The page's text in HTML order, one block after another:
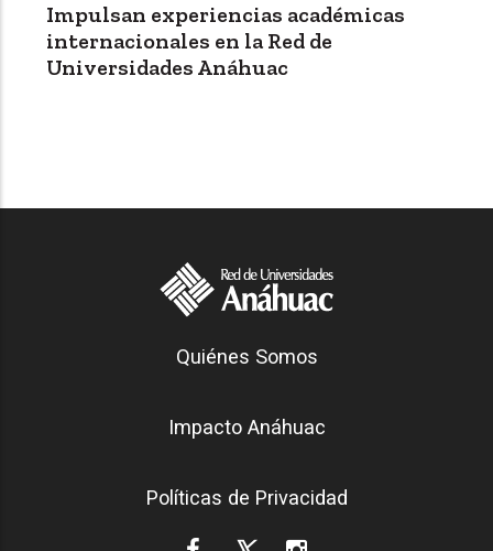
Impulsan experiencias académicas
internacionales en la Red de
Universidades Anáhuac
Generación Anáhuac
Quiénes Somos
Impacto Anáhuac
Políticas de Privacidad